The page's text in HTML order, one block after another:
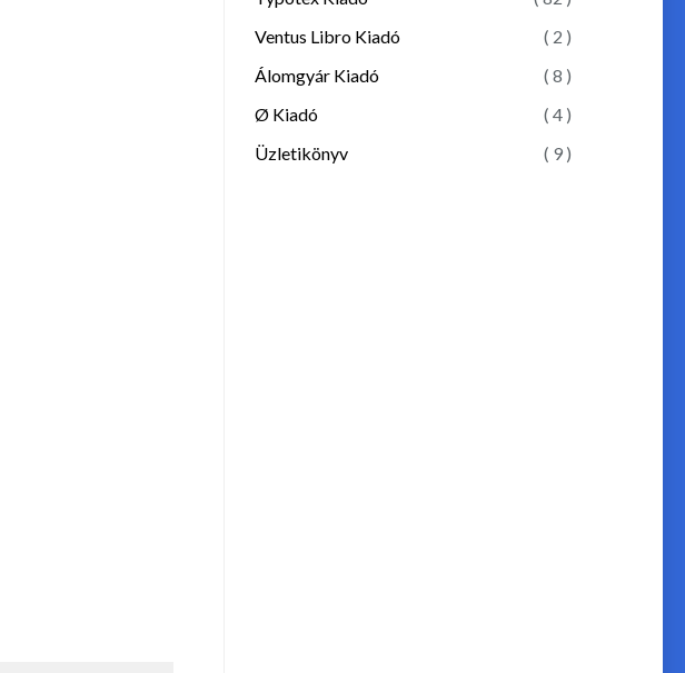
Ventus Libro Kiadó
( 2 )
Álomgyár Kiadó
( 8 )
Ø Kiadó
( 4 )
Üzletikönyv
( 9 )